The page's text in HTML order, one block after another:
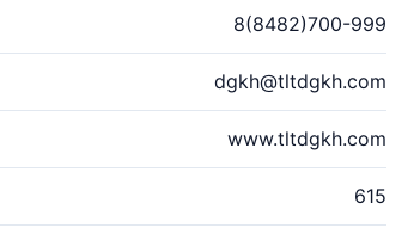
8(8482)700-999
dgkh@tltdgkh.com
www.tltdgkh.com
615